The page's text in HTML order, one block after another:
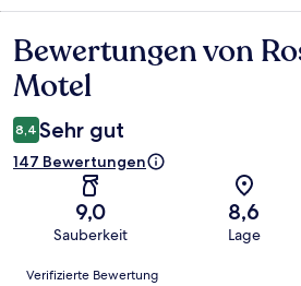
Bewertungen
Bewertungen von
Motel
8,4 Sehr gut
147 Bewertungen
9,0
Sauberkeit
8,6
Lage
Bewertungen
Verifizierte Bewertung